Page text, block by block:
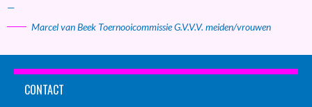
—
Marcel van Beek Toernooicommissie G.V.V.V. meiden/vrouwen
CONTACT